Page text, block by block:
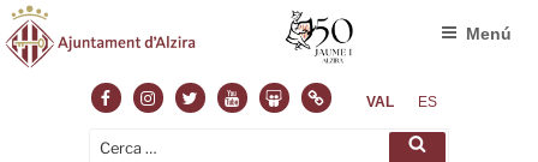
FacebookInstagram
TwitterYoutubeSlideshare
NormasVAL ES
Cerca: Cerca
Menú